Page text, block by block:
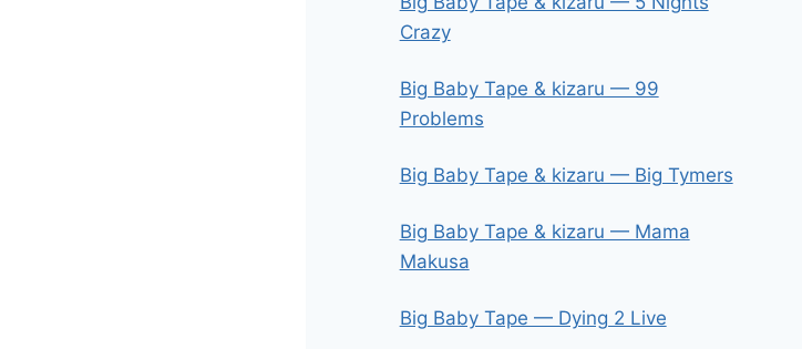
Crazy
Big Baby Tape & kizaru — 99
Problems
Big Baby Tape & kizaru — Big Tymers
Big Baby Tape & kizaru — Mama
Makusa
Big Baby Tape — Dying 2 Live